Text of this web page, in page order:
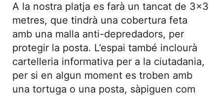
A la nostra platja es farà un tancat de 3×3
metres, que tindrà una cobertura feta
amb una malla anti-depredadors, per
protegir la posta. L’espai també inclourà
cartelleria informativa per a la ciutadania,
per si en algun moment es troben amb
una tortuga o una posta, sàpiguen com